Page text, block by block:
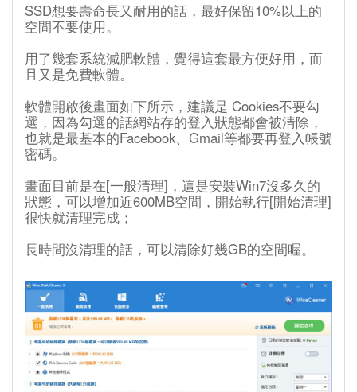
SSD想要壽命長又耐用的話，最好保留10%以上的
空間不要使用。
用了幾套系統減肥軟體，覺得這套最方便好用，而
且又是免費軟體。
軟體開啟後畫面如下所示，建議是 Cookies不要勾
選，因為勾選的話網站存的登入狀態都會被清除，
也就是最基本的Facebook、Gmail等都要再登入帳號
密碼。
畫面目前是在[一般清理]，這是安裝Win7沒多久的
狀態，可以增加近600MB空間，開始執行[開始清理]
很快就清理完成；
長時間沒清理的話，可以清除好幾GB的空間喔。